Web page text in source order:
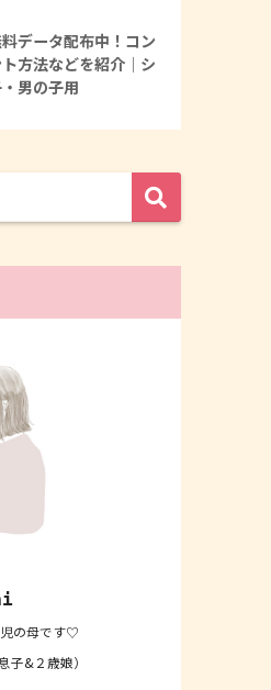
データ配布中！コン
方法などを紹介｜シ
男の子用
の母です♡
子&２歳娘）